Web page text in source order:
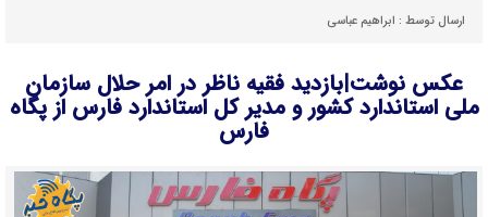
ارسال توسط : ابراهیم عباسی
عکس نوشت|بازدید فقیه ناظر در امر حلال سازمان
ملی استاندارد کشور و مدیر کل استاندارد فارس از پگاه
فارس